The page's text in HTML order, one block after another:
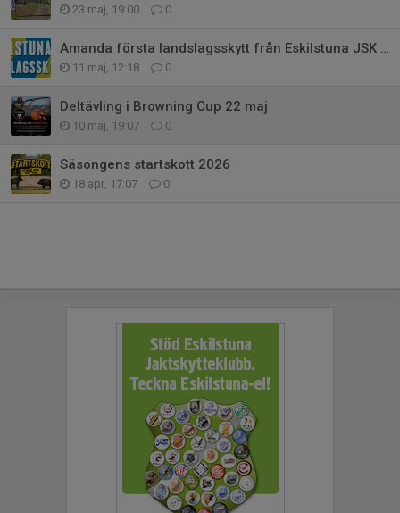
23 maj, 19:00 0
Amanda första landslagsskytt från Eskilstuna JSK 2026!
11 maj, 12:18 0
Deltävling i Browning Cup 22 maj
10 maj, 19:07 0
Säsongens startskott 2026
18 apr, 17:07 0